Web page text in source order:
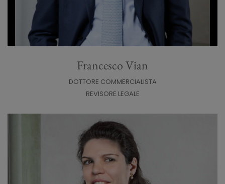
Francesco Vian
DOTTORE COMMERCIALISTA
REVISORE LEGALE